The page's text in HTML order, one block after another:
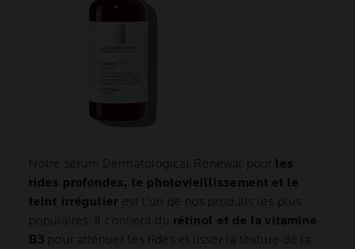
Notre sérum Dermatological Renewal pour les
rides profondes, le photovieillissement et le
teint irrégulier est l'un de nos produits les plus
populaires. Il contient du rétinol et de la vitamine
B3 pour atténuer les rides et lisser la texture de la